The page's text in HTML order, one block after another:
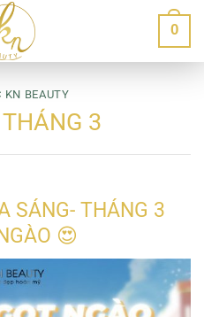
0
KN BEAUTY
3
SÁNG- THÁNG 3
😍